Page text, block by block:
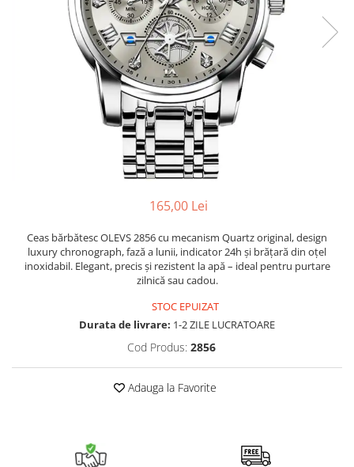
165,00 Lei
Ceas bărbătesc OLEVS 2856 cu mecanism Quartz original, design
luxury chronograph, fază a lunii, indicator 24h și brățară din oțel
inoxidabil. Elegant, precis și rezistent la apă – ideal pentru purtare
zilnică sau cadou.
STOC EPUIZAT
Durata de livrare: 1-2 ZILE LUCRATOARE
Cod Produs: 2856
Adauga la Favorite